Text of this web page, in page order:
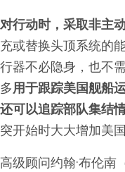
行动时，采取非主
或替换头顶系统的
器不必隐身，也不
用于跟踪美国舰船
可以追踪部队集结
开始时大大增加美
级顾问约翰·布伦